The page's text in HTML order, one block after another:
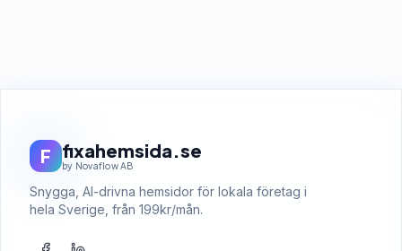
F fixahemsida.se
by Novaflow AB
Snygga, AI-drivna hemsidor för lokala företag i
hela Sverige, från 199kr/mån.